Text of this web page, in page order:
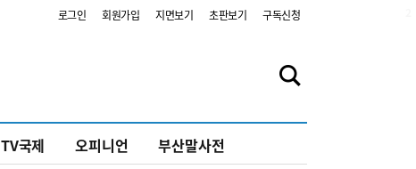
로그인 회원가입 지면보기 초판보기 구독신청
TV국제 오피니언 부산말사전